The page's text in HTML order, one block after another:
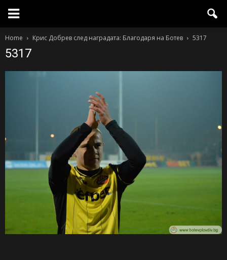
Home Крис Добрев след наградата: Благодаря на Ботев 5317
5317